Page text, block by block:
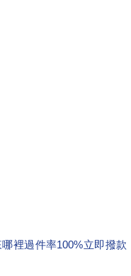
裡過件率100%立即撥款